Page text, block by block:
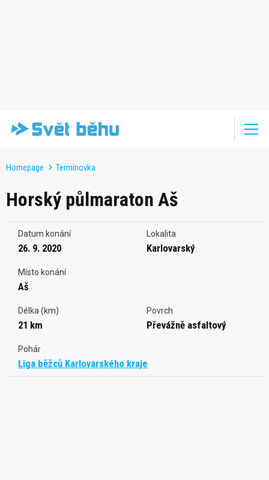
Homepage Termínovka
Horský půlmaraton Aš
Datum konání
26. 9. 2020
Lokalita
Karlovarský
Místo konání
Aš
Délka (km)
21 km
Povrch
Převážně asfaltový
Pohár
Liga běžců Karlovarského kraje